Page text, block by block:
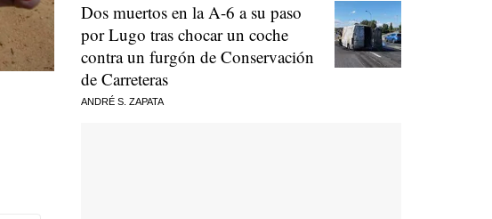
Dos muertos en la A-6 a su paso
por Lugo tras chocar un coche
contra un furgón de Conservación
de Carreteras
ANDRÉ S. ZAPATA